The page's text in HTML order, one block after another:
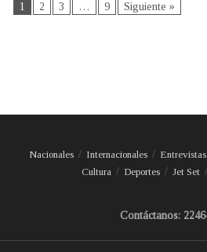
1 2 3 … 9 Siguiente »
Nacionales Internacionales Entrevistas
Cultura
Deportes Jet Set
Contáctanos: